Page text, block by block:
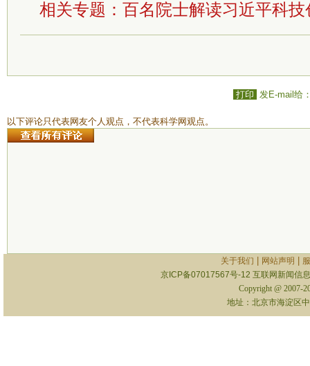
相关专题： 百名院士解读习近平科技
打印 发E-mail给
以下评论只代表网友个人观点，不代表科学网观点。
关于我们 网站声明
京ICP备07017567号-12 互联网新闻信
Copyright @ 2007-
地址：北京市海淀区